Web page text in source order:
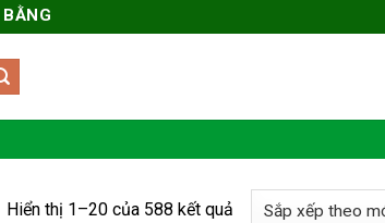
Hiển thị 1–20 của 588 kết quảĐã